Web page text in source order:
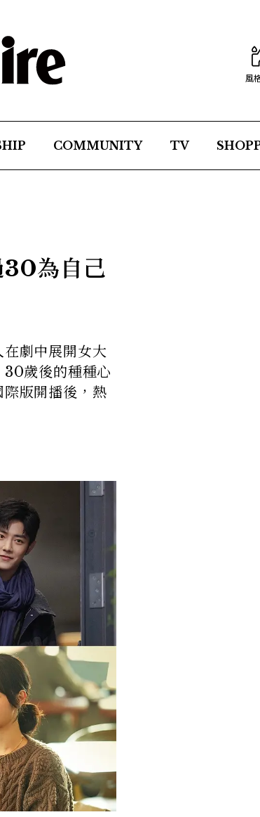
風
COMMUNITY TV
30為自己
劇中展開女大
30歲後的種種心
版開播後，熱